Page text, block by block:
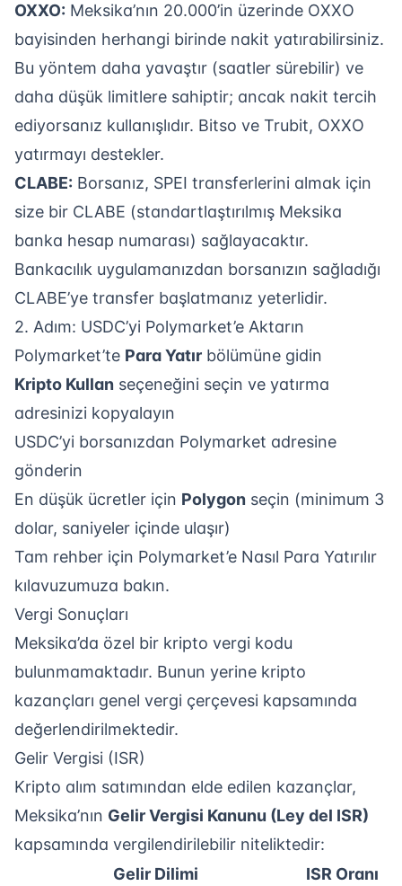
OXXO: Meksika’nın 20.000’in üzerinde OXXO
bayisinden herhangi birinde nakit yatırabilirsiniz.
Bu yöntem daha yavaştır (saatler sürebilir) ve
daha düşük limitlere sahiptir; ancak nakit tercih
ediyorsanız kullanışlıdır. Bitso ve Trubit, OXXO
yatırmayı destekler.
CLABE: Borsanız, SPEI transferlerini almak için
size bir CLABE (standartlaştırılmış Meksika
banka hesap numarası) sağlayacaktır.
Bankacılık uygulamanızdan borsanızın sağladığı
CLABE’ye transfer başlatmanız yeterlidir.
2. Adım: USDC’yi Polymarket’e Aktarın
Polymarket’te Para Yatır bölümüne gidin
Kripto Kullan seçeneğini seçin ve yatırma
adresinizi kopyalayın
USDC’yi borsanızdan Polymarket adresine
gönderin
En düşük ücretler için Polygon seçin (minimum 3
dolar, saniyeler içinde ulaşır)
Tam rehber için Polymarket’e Nasıl Para Yatırılır
kılavuzumuza bakın.
Vergi Sonuçları
Meksika’da özel bir kripto vergi kodu
bulunmamaktadır. Bunun yerine kripto
kazançları genel vergi çerçevesi kapsamında
değerlendirilmektedir.
Gelir Vergisi (ISR)
Kripto alım satımından elde edilen kazançlar,
Meksika’nın Gelir Vergisi Kanunu (Ley del ISR)
kapsamında vergilendirilebilir niteliktedir:
Gelir Dilimi
ISR Oranı